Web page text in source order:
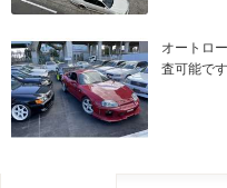
オートロ
査可能です